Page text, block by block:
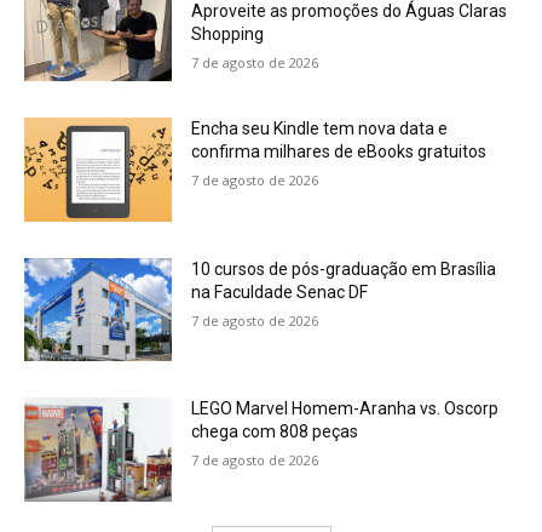
Aproveite as promoções do Águas Claras
Shopping
7 de agosto de 2026
Encha seu Kindle tem nova data e
confirma milhares de eBooks gratuitos
7 de agosto de 2026
10 cursos de pós-graduação em Brasília
na Faculdade Senac DF
7 de agosto de 2026
LEGO Marvel Homem-Aranha vs. Oscorp
chega com 808 peças
7 de agosto de 2026